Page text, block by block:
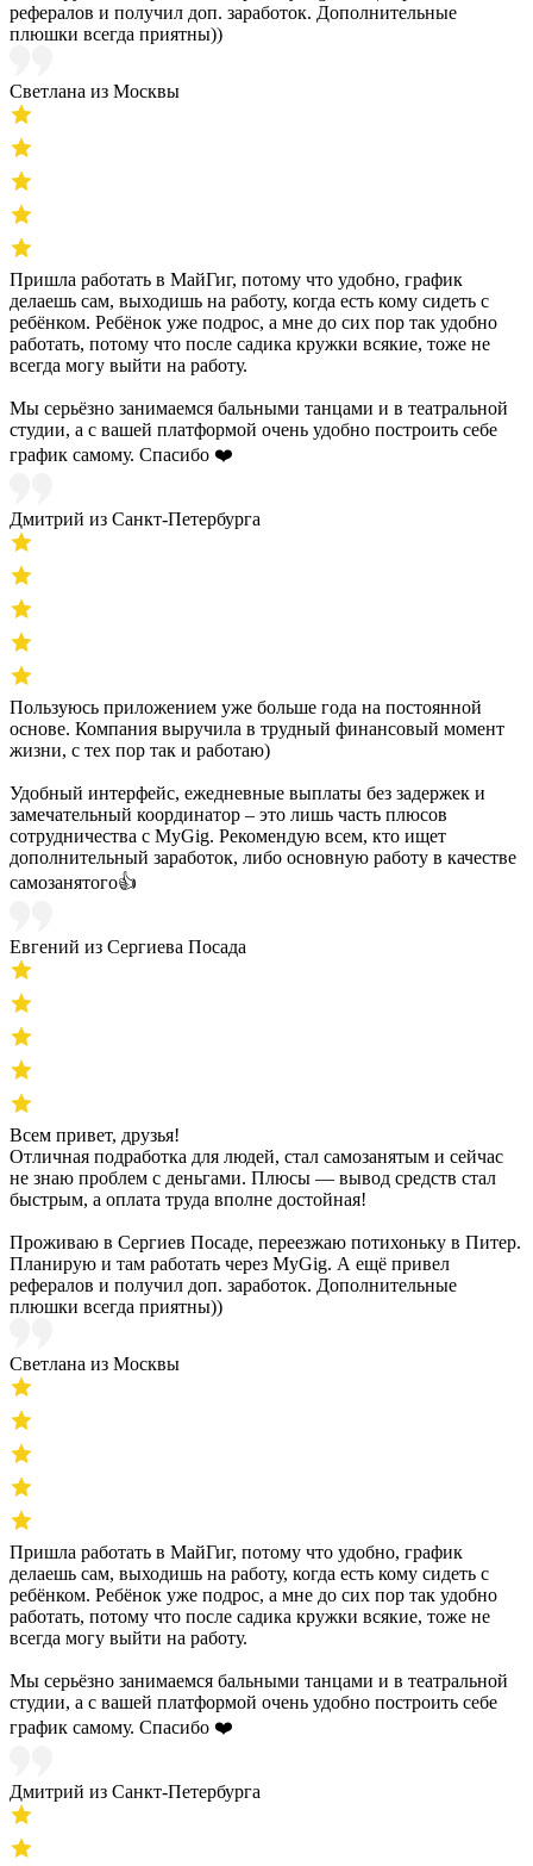
рефералов и получил доп. заработок. Дополнительные
плюшки всегда приятны))
Светлана из Москвы
Пришла работать в МайГиг, потому что удобно, график
делаешь сам, выходишь на работу, когда есть кому сидеть с
ребёнком. Ребёнок уже подрос, а мне до сих пор так удобно
работать, потому что после садика кружки всякие, тоже не
всегда могу выйти на работу.
Мы серьёзно занимаемся бальными танцами и в театральной
студии, а с вашей платформой очень удобно построить себе
график самому. Спасибо ❤️
Дмитрий из Санкт-Петербурга
Пользуюсь приложением уже больше года на постоянной
основе. Компания выручила в трудный финансовый момент
жизни, с тех пор так и работаю)
Удобный интерфейс, ежедневные выплаты без задержек и
замечательный координатор – это лишь часть плюсов
сотрудничества с MyGig. Рекомендую всем, кто ищет
дополнительный заработок, либо основную работу в качестве
самозанятого👍
Евгений из Сергиева Посада
Всем привет, друзья!
Отличная подработка для людей, стал самозанятым и сейчас
не знаю проблем с деньгами. Плюсы — вывод средств стал
быстрым, а оплата труда вполне достойная!
Проживаю в Сергиев Посаде, переезжаю потихоньку в Питер.
Планирую и там работать через MyGig. А ещё привел
рефералов и получил доп. заработок. Дополнительные
плюшки всегда приятны))
Светлана из Москвы
Пришла работать в МайГиг, потому что удобно, график
делаешь сам, выходишь на работу, когда есть кому сидеть с
ребёнком. Ребёнок уже подрос, а мне до сих пор так удобно
работать, потому что после садика кружки всякие, тоже не
всегда могу выйти на работу.
Мы серьёзно занимаемся бальными танцами и в театральной
студии, а с вашей платформой очень удобно построить себе
график самому. Спасибо ❤️
Дмитрий из Санкт-Петербурга